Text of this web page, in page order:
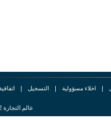
اخلاء مسؤولية التسجيل
عالم التجارة 2002 - 2026